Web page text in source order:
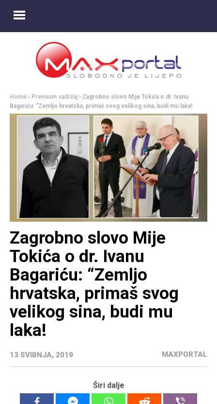
Home Premium sadržaj
Zagrobno slovo Mije Tokića o dr. Ivanu
Bagariću: “Zemljo hrvatska, primaš svog velikog sina, budi mu laka!
Zagrobno slovo Mije
Tokića o dr. Ivanu
Bagariću: “Zemljo
hrvatska, primaš svog
velikog sina, budi mu
laka!
13 SVIBNJA, 2019 MAXPORTAL
Širi dalje